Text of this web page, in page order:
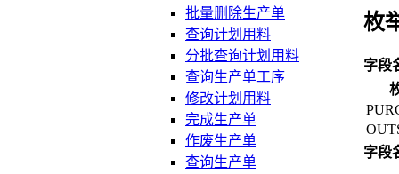
批量删除生产单
查询计划用料
分批查询计划用料
查询生产单工序
修改计划用料
完成生产单
作废生产单
查询生产单
枚
字段
字段